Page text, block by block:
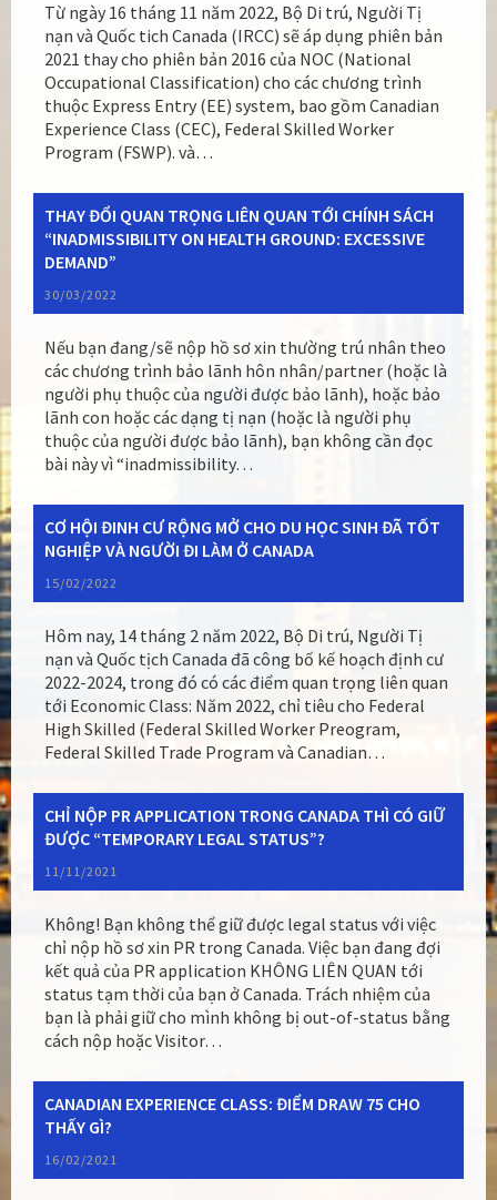
Từ ngày 16 tháng 11 năm 2022, Bộ Di trú, Người Tị
nạn và Quốc tich Canada (IRCC) sẽ áp dụng phiên bản
2021 thay cho phiên bản 2016 của NOC (National
Occupational Classification) cho các chương trình
thuộc Express Entry (EE) system, bao gồm Canadian
Experience Class (CEC), Federal Skilled Worker
Program (FSWP). và…
THAY ĐỔI QUAN TRỌNG LIÊN QUAN TỚI CHÍNH SÁCH
“INADMISSIBILITY ON HEALTH GROUND: EXCESSIVE
DEMAND”
30/03/2022
Nếu bạn đang/sẽ nộp hồ sơ xin thường trú nhân theo
các chương trình bảo lãnh hôn nhân/partner (hoặc là
người phụ thuộc của người được bảo lãnh), hoặc bảo
lãnh con hoặc các dạng tị nạn (hoặc là người phụ
thuộc của người được bảo lãnh), bạn không cần đọc
bài này vì “inadmissibility…
CƠ HỘI ĐINH CƯ RỘNG MỞ CHO DU HỌC SINH ĐÃ TỐT
NGHIỆP VÀ NGƯỜI ĐI LÀM Ở CANADA
15/02/2022
Hôm nay, 14 tháng 2 năm 2022, Bộ Di trú, Người Tị
nạn và Quốc tịch Canada đã công bố kế hoạch định cư
2022-2024, trong đó có các điểm quan trọng liên quan
tới Economic Class: Năm 2022, chỉ tiêu cho Federal
High Skilled (Federal Skilled Worker Preogram,
Federal Skilled Trade Program và Canadian…
CHỈ NỘP PR APPLICATION TRONG CANADA THÌ CÓ GIỮ
ĐƯỢC “TEMPORARY LEGAL STATUS”?
11/11/2021
Không! Bạn không thể giữ được legal status với việc
chỉ nộp hồ sơ xin PR trong Canada. Việc bạn đang đợi
kết quả của PR application KHÔNG LIÊN QUAN tới
status tạm thời của bạn ở Canada. Trách nhiệm của
bạn là phải giữ cho mình không bị out-of-status bằng
cách nộp hoặc Visitor…
CANADIAN EXPERIENCE CLASS: ĐIỂM DRAW 75 CHO
THẤY GÌ?
16/02/2021